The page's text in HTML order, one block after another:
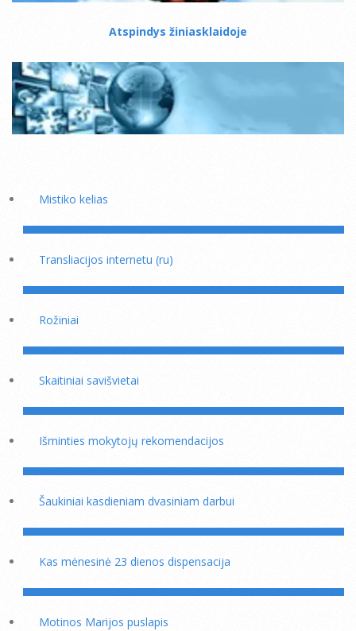
Atspindys žiniasklaidoje
Mistiko kelias
Transliacijos internetu (ru)
Rožiniai
Skaitiniai savišvietai
Išminties mokytojų rekomendacijos
Šaukiniai kasdieniam dvasiniam darbui
Kas mėnesinė 23 dienos dispensacija
Motinos Marijos puslapis